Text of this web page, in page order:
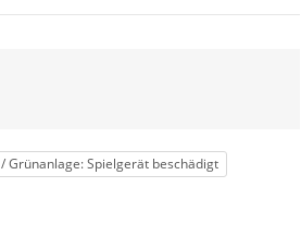
Grünanlage: Spielgerät beschädigt